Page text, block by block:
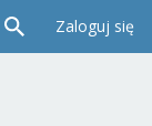
Zaloguj się